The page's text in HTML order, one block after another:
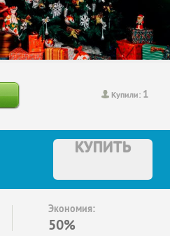
Купили: 1
КУПИТЬ
Экономия:
50%